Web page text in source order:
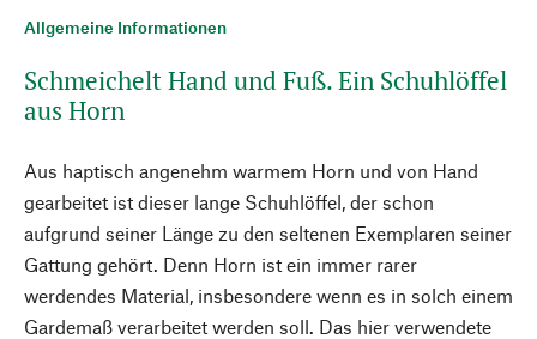
Allgemeine Informationen
Schmeichelt Hand und Fuß. Ein Schuhlöffel
aus Horn
Aus haptisch angenehm warmem Horn und von Hand
gearbeitet ist dieser lange Schuhlöffel, der schon
aufgrund seiner Länge zu den seltenen Exemplaren seiner
Gattung gehört. Denn Horn ist ein immer rarer
werdendes Material, insbesondere wenn es in solch einem
Gardemaß verarbeitet werden soll. Das hier verwendete